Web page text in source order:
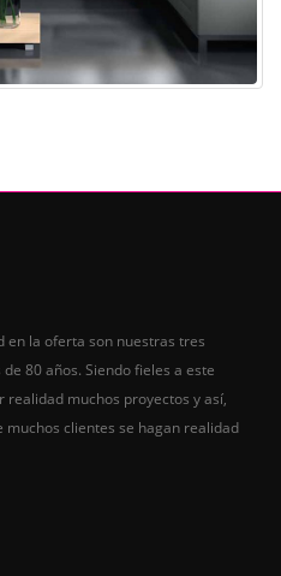
en la oferta son nuestras tres
80 años. Siendo fieles a este
muchos proyectos y así,
muchos clientes se hagan realidad